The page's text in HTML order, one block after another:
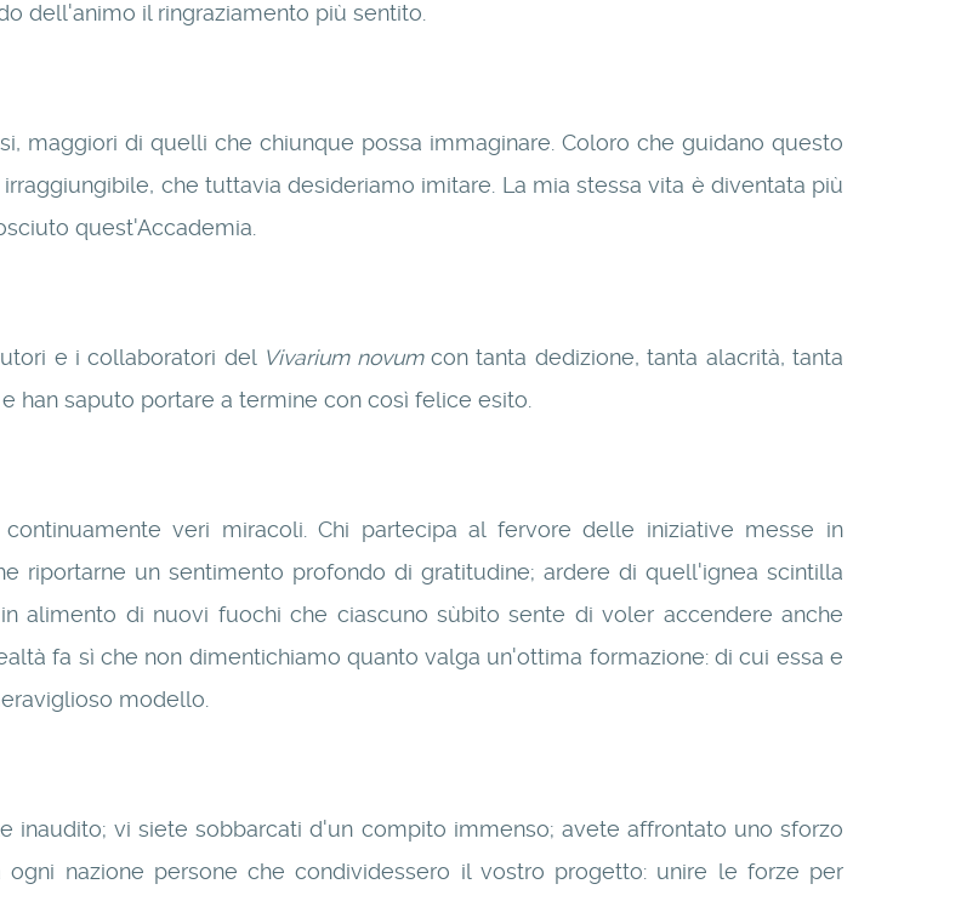
dell'animo il ringraziamento più sentito.
maggiori di quelli che chiunque possa immaginare. Coloro che guidano questo
che tuttavia desideriamo imitare. La mia stessa vita è diventata più
quest'Accademia.
e i collaboratori del Vivarium novumcon tanta dedizione, tanta alacrità, tanta
han saputo portare a termine con così felice esito.
veri miracoli. Chi partecipa al fervore delle iniziative messe in
riportarne un sentimento profondo di gratitudine; ardere di quell'ignea scintilla
alimento di nuovi fuochi che ciascuno sùbito sente di voler accendere anche
fa sì che non dimentichiamo quanto valga un'ottima formazione: di cui essa e
modello.
inaudito; vi siete sobbarcati d'un compito immenso; avete affrontato uno sforzo
nazione persone che condividessero il vostro progetto: unire le forze per